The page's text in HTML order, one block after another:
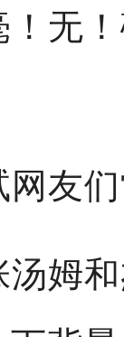
！无
网友
汤姆